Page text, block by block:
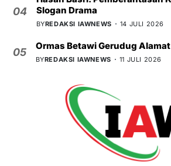
04
Slogan Drama
BYREDAKSI IAWNEWS 14 JULI 2026
05
Ormas Betawi Gerudug
BYREDAKSI IAWNEWS 11 JULI 2026